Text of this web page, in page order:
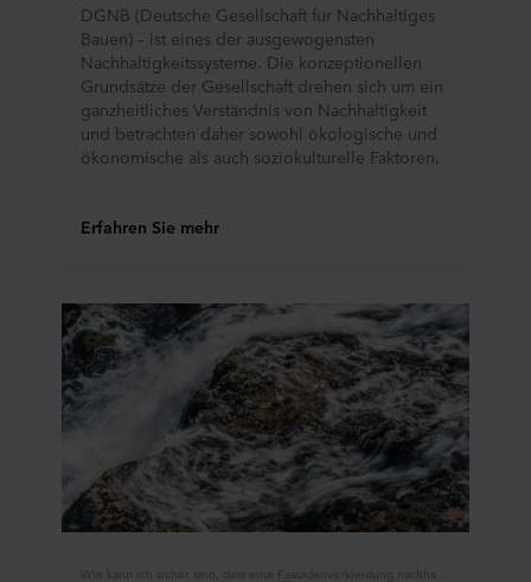
DGNB (Deutsche Gesellschaft für Nachhaltiges
Bauen) – ist eines der ausgewogensten
Nachhaltigkeitssysteme. Die konzeptionellen
Grundsätze der Gesellschaft drehen sich um ein
ganzheitliches Verständnis von Nachhaltigkeit
und betrachten daher sowohl ökologische und
ökonomische als auch soziokulturelle Faktoren.
Erfahren Sie mehr